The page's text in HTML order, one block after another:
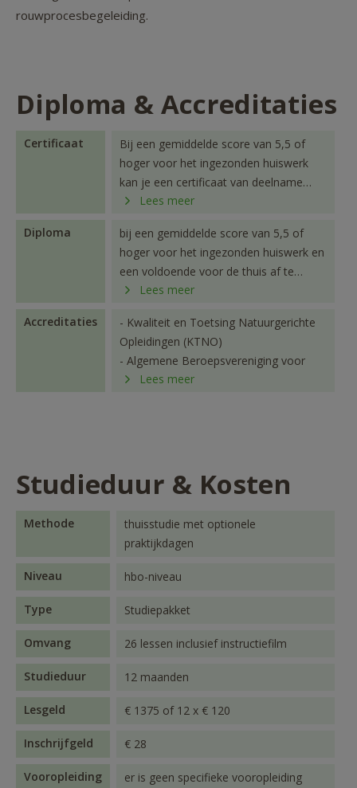
rouwprocesbegeleiding.
Diploma & Accreditaties
Certificaat
Bij een gemiddelde score van 5,5 of
hoger voor het ingezonden huiswerk
kan je een certificaat van deelname
downloaden in je studentenportaal.
Lees meer
Diploma
bij een gemiddelde score van 5,5 of
hoger voor het ingezonden huiswerk en
een voldoende voor de thuis af te
leggen openboek examen ontvang je
Lees meer
Accreditaties
- Kwaliteit en Toetsing Natuurgerichte
Opleidingen (KTNO)
- Algemene Beroepsvereniging voor
Counselling (ABvC)
- Complementair Aanvullende
Therapeuten (CAT)
Lees meer
Studieduur & Kosten
Methode
thuisstudie met optionele
praktijkdagen
Niveau hbo-niveau
Type Studiepakket
Omvang 26 lessen inclusief instructiefilm
Studieduur 12 maanden
Lesgeld € 1375 of 12 x € 120
Inschrijfgeld € 28
Vooropleiding
er is geen specifieke vooropleiding